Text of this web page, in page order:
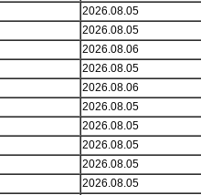
2026.08.05
2026.08.05
2026.08.06
2026.08.05
2026.08.06
2026.08.05
2026.08.05
2026.08.05
2026.08.05
2026.08.05